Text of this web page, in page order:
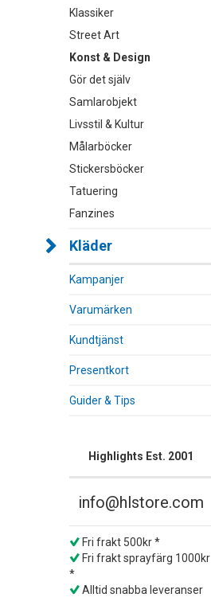
Klassiker
Street Art
Konst & Design
Gör det själv
Samlarobjekt
Livsstil & Kultur
Målarböcker
Stickersböcker
Tatuering
Fanzines
Kläder
Kampanjer
Varumärken
Kundtjänst
Presentkort
Guider & Tips
Highlights Est. 2001
info@hlstore.com
Fri frakt 500kr *
Fri frakt sprayfärg 1000kr
*
Alltid snabba leveranser